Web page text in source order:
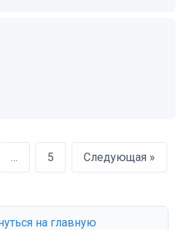
… 5 Следующая »
на главную